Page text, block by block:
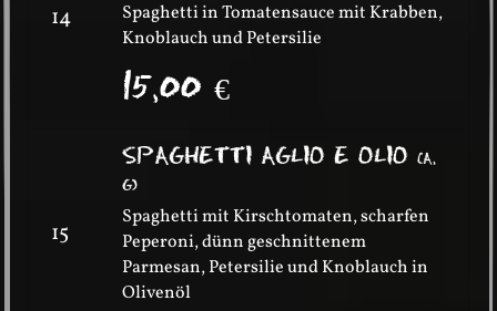
14
Spaghetti in Tomatensauce mit Krabben,
Knoblauch und Petersilie
15,00€
15
SPAGHETTI AGLIO E OLIO(A,
G)
Spaghetti mit Kirschtomaten, scharfen
Peperoni, dünn geschnittenem
Parmesan, Petersilie und Knoblauch in
Olivenöl